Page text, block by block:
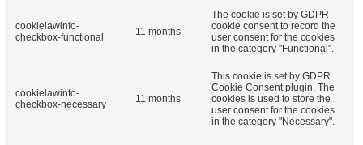
cookielawinfo-
checkbox-functional
11 months
The cookie is set by GDPR
cookie consent to record the
user consent for the cookies
in the category "Functional".
cookielawinfo-
checkbox-necessary
11 months
This cookie is set by GDPR
Cookie Consent plugin. The
cookies is used to store the
user consent for the cookies
in the category "Necessary".